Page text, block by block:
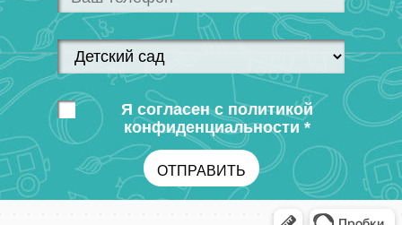
Я согласен с политикой
конфиденциальности *
ОТПРАВИТЬ